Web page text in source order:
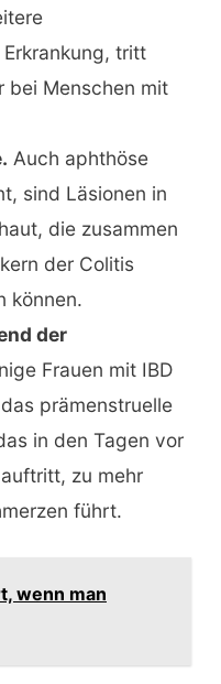
tritt
bei Menschen mit
Auch aphthöse
sind Läsionen in
die zusammen
der Colitis
können.
der
Frauen mit IBD
prämenstruelle
in den Tagen vor
zu mehr
führt.
wenn man